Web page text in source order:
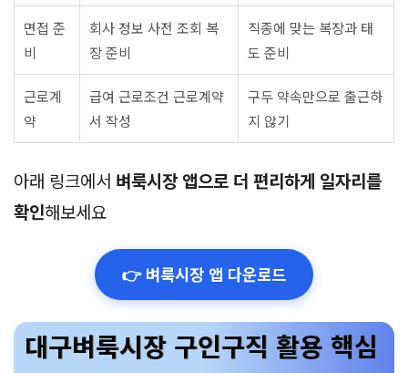
면접 준
비
회사 정보 사전 조회 복
장 준비
직종에 맞는 복장과 태
도 준비
근로계
약
급여 근로조건 근로계약
서 작성
구두 약속만으로 출근하
지 않기
아래 링크에서 벼룩시장 앱으로 더 편리하게 일자리를
확인해보세요
👉 벼룩시장 앱 다운로드
대구벼룩시장 구인구직 활용 핵심